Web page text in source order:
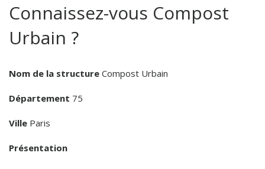
Connaissez-vous Compost
Urbain ?
Nom de la structure Compost Urbain
Département 75
Ville Paris
Présentation